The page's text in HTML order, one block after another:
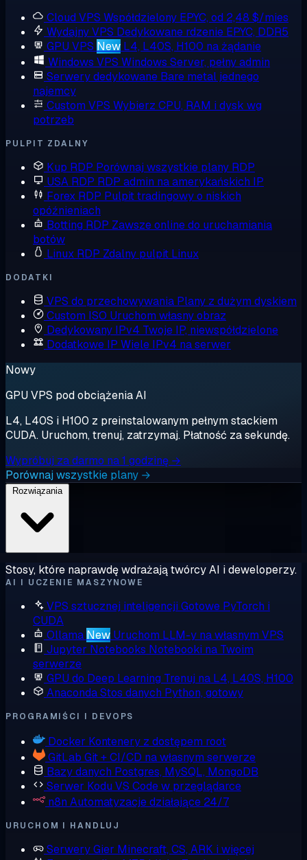
Cloud VPS Współdzielony EPYC, od 2,48 $/mies
Wydajny VPS Dedykowane rdzenie EPYC, DDR5
GPU VPS New L4, L40S, H100 na żądanie
Windows VPS Windows Server, pełny admin
Serwery dedykowane Bare metal jednego
najemcy
Custom VPS Wybierz CPU, RAM i dysk wg
potrzeb
PULPIT ZDALNY
Kup RDP Porównaj wszystkie plany RDP
USA RDP RDP admin na amerykańskich IP
Forex RDP Pulpit tradingowy o niskich
opóźnieniach
Botting RDP Zawsze online do uruchamiania
botów
Linux RDP Zdalny pulpit Linux
DODATKI
VPS do przechowywania Plany z dużym dyskiem
Custom ISO Uruchom własny obraz
Dedykowany IPv4 Twoje IP, niewspółdzielone
Dodatkowe IP Wiele IPv4 na serwer
Nowy
GPU VPS pod obciążenia AI
L4, L40S i H100 z preinstalowanym pełnym stackiem
CUDA. Uruchom, trenuj, zatrzymaj. Płatność za sekundę.
Wypróbuj za darmo na 1 godzinę →
Porównaj wszystkie plany →
Rozwiązania
Stosy, które naprawdę wdrażają twórcy AI i deweloperzy.
AI I UCZENIE MASZYNOWE
VPS sztucznej inteligencji Gotowe PyTorch i
CUDA
Ollama New Uruchom LLM-y na własnym VPS
Jupyter Notebooks Notebooki na Twoim
serwerze
GPU do Deep Learning Trenuj na L4, L40S, H100
AnacondaStos danych Python, gotowy
PROGRAMIŚCI I DEVOPS
Docker Kontenery z dostępem root
GitLab Git + CI/CD na własnym serwerze
Bazy danych Postgres, MySQL, MongoDB
Serwer Kodu VS Code w przeglądarce
n8n Automatyzacje działające 24/7
URUCHOM I HANDLUJ
Serwery Gier Minecraft, CS, ARK i więcej